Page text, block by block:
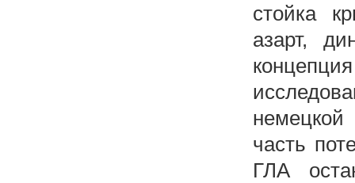
стойка
азарт,
часть
ГЛА